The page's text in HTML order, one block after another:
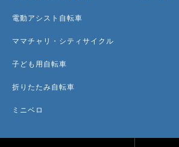
電動アシスト自転車
ママチャリ・シティサイクル
子ども用自転車
折りたたみ自転車
ミニベロ